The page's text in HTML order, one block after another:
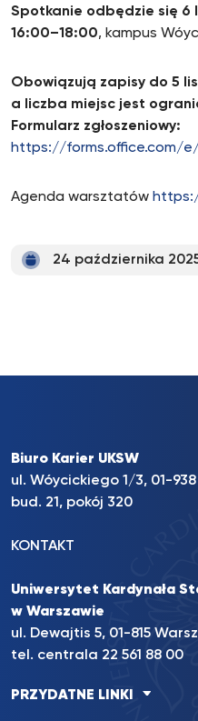
Spotkanie odbędzie się
16:00–18:00, kampus
Obowiązują zapisy do 5
a liczba miejsc jest
Formularz zgłoszeniowy:
https://forms.office.com/e/
Agenda warsztatów
24 października
Biuro Karier UKSW
ul. Wóycickiego 1/3, 01-
bud. 21, pokój 320
KONTAKT
Uniwersytet Kardynała
w Warszawie
ul. Dewajtis 5, 01-815
tel. centrala 22 561 88 00
PRZYDATNE LINKI